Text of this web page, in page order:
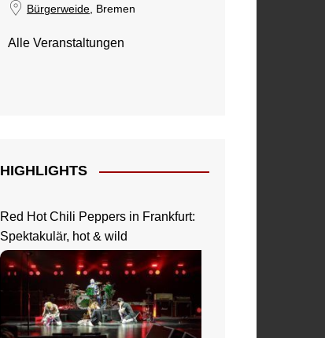
Bürgerweide, Bremen
Alle Veranstaltungen
HIGHLIGHTS
Red Hot Chili Peppers in Frankfurt:
Spektakulär, hot & wild